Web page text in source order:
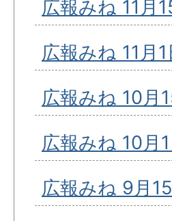
広報みね 11月
広報みね 11月
広報みね 10月
広報みね 10月
広報みね 9月